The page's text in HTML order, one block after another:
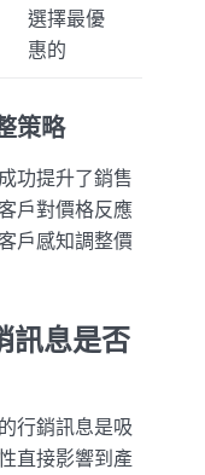
選擇最優
惠的
策略
功提升了銷售
戶對價格反應
戶感知調整價
訊息是否
行銷訊息是吸
直接影響到產